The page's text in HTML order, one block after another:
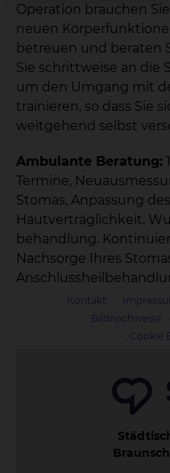
Operation brauchen
neuen
betreuen und beraten
Sie schrittweise an die
um den Umgang mit
trainieren, so dass Sie
weitgehend selbst
Ambulante Beratung:
Termine,
Stomas, Anpassung
Hautverträglichkeit,
behandlung.
Nachsorge Ihres
Kontakt
Bildnachweise
Cookie